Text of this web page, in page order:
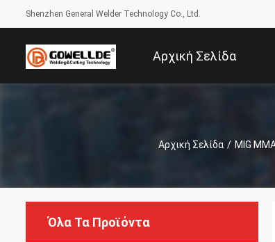
Shenzhen General Welder Technology Co., Ltd.
Αρχική Σελίδα
Αρχική Σελίδα / MIG
Όλα Τα Προϊόντα